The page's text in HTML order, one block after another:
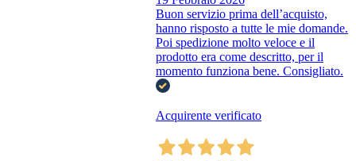
Buon servizio prima dell’acquisto,
hanno risposto a tutte le mie domande.
Poi spedizione molto veloce e il
prodotto era come descritto, per il
momento funziona bene. Consigliato.
Acquirente verificato